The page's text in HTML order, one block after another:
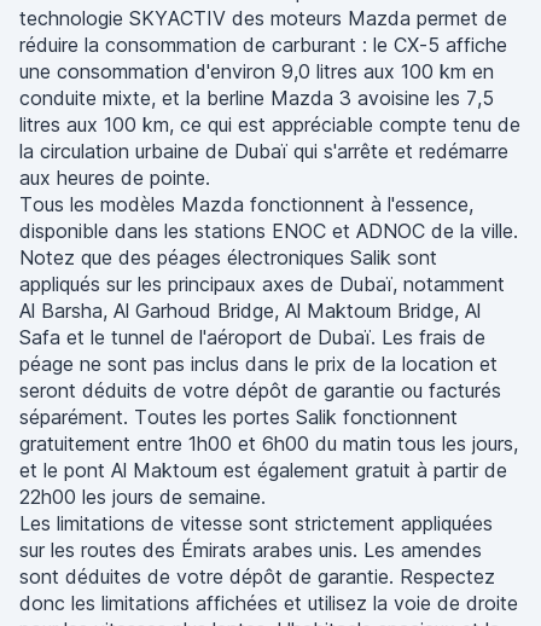
technologie SKYACTIV des moteurs Mazda permet de
réduire la consommation de carburant : le CX-5 affiche
une consommation d'environ 9,0 litres aux 100 km en
conduite mixte, et la berline Mazda 3 avoisine les 7,5
litres aux 100 km, ce qui est appréciable compte tenu de
la circulation urbaine de Dubaï qui s'arrête et redémarre
aux heures de pointe.
Tous les modèles Mazda fonctionnent à l'essence,
disponible dans les stations ENOC et ADNOC de la ville.
Notez que des péages électroniques Salik sont
appliqués sur les principaux axes de Dubaï, notamment
Al Barsha, Al Garhoud Bridge, Al Maktoum Bridge, Al
Safa et le tunnel de l'aéroport de Dubaï. Les frais de
péage ne sont pas inclus dans le prix de la location et
seront déduits de votre dépôt de garantie ou facturés
séparément. Toutes les portes Salik fonctionnent
gratuitement entre 1h00 et 6h00 du matin tous les jours,
et le pont Al Maktoum est également gratuit à partir de
22h00 les jours de semaine.
Les limitations de vitesse sont strictement appliquées
sur les routes des Émirats arabes unis. Les amendes
sont déduites de votre dépôt de garantie. Respectez
donc les limitations affichées et utilisez la voie de droite